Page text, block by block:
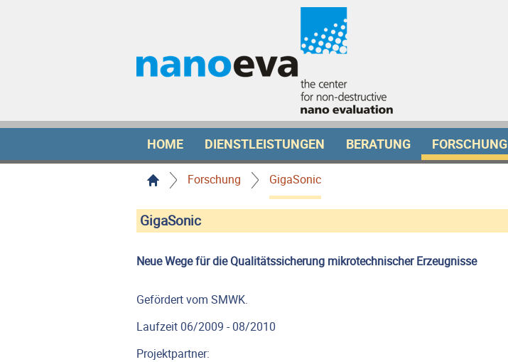
HOME DIENSTLEISTUNGEN BERATUNG FORSCHUNG
Forschung GigaSonic
GigaSonic
Neue Wege für die Qualitätssicherung mikrotechnischer Erzeugnisse
Gefördert vom SMWK.
Laufzeit 06/2009 - 08/2010
Projektpartner: